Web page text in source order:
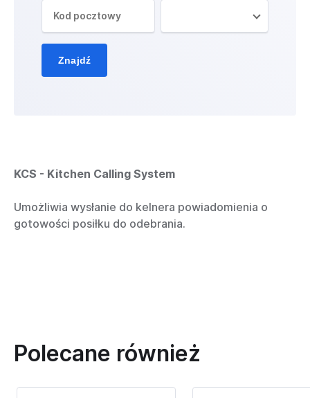
Znajdź
KCS - Kitchen Calling System
Umożliwia wysłanie do kelnera powiadomienia o
gotowości posiłku do odebrania.
Polecane również